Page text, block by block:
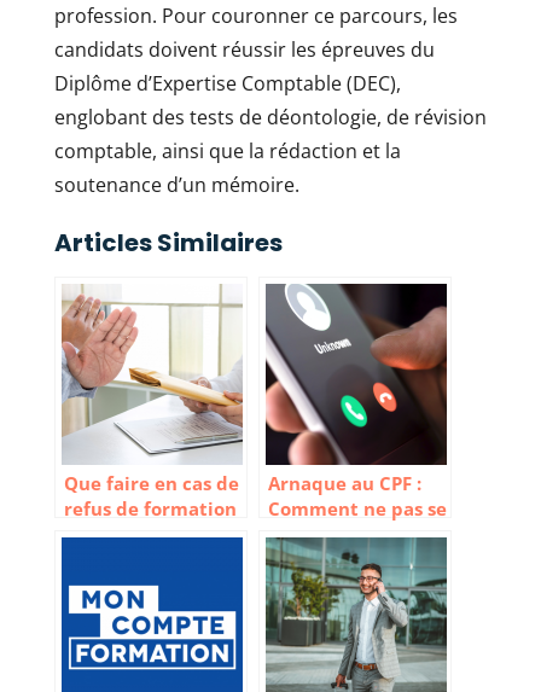
profession. Pour couronner ce parcours, les
candidats doivent réussir les épreuves du
Diplôme d’Expertise Comptable (DEC),
englobant des tests de déontologie, de révision
comptable, ainsi que la rédaction et la
soutenance d’un mémoire.
Articles Similaires
Que faire en cas de
refus de formation
par l’employeur ?
Arnaque au CPF :
Comment ne pas se
faire avoir par les
démarchages ?